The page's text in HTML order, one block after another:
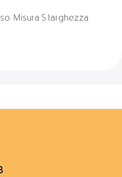
Misura S larghezza